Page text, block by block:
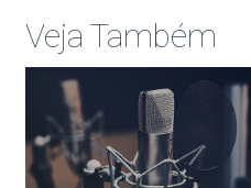
Veja Também